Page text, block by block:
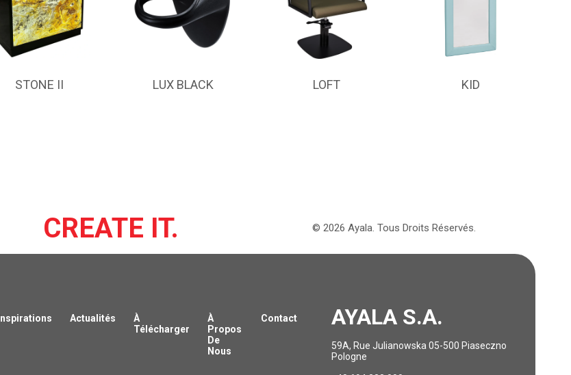
STONE II LUX BLACK LOFT KID
CREATE IT. © 2026 Ayala. Tous Droits Réservés.
Inspirations Actualités
À
Télécharger
À
Propos
De
Nous
Contact AYALA S.A.
59A, Rue Julianowska 05-500 Piaseczno
Pologne